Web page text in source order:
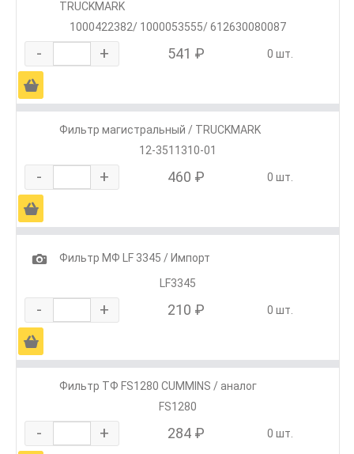
TRUCKMARK
1000422382/ 1000053555/ 612630080087
- + 541 ₽ 0 шт.
Ä
Фильтр магистральный / TRUCKMARK
12-3511310-01
- + 460 ₽ 0 шт.
Ä
1
Фильтр МФ LF 3345 / Импорт
LF3345
- + 210 ₽ 0 шт.
Ä
Фильтр ТФ FS1280 CUMMINS / аналог
FS1280
- + 284 ₽ 0 шт.